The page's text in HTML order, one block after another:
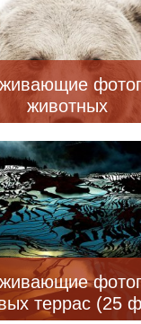
животных
террас (25